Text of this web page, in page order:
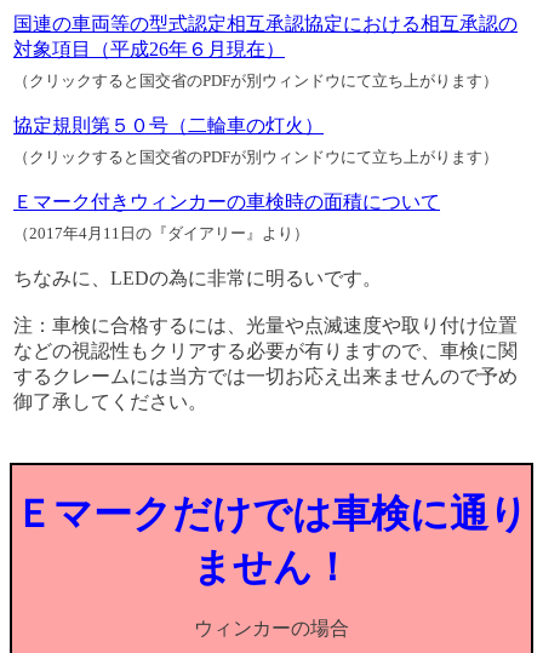
国連の車両等の型式認定相互承認協定における相互承認の
対象項目（平成26年６月現在）
（クリックすると国交省のPDFが別ウィンドウにて立ち上がります）
協定規則第５０号（二輪車の灯火）
（クリックすると国交省のPDFが別ウィンドウにて立ち上がります）
Ｅマーク付きウィンカーの車検時の面積について
（2017年4月11日の『ダイアリー』より）
ちなみに、LEDの為に非常に明るいです。
注：車検に合格するには、光量や点滅速度や取り付け位置
などの視認性もクリアする必要が有りますので、車検に関
するクレームには当方では一切お応え出来ませんので予め
御了承してください。
Ｅマークだけでは車検に通り
ません！
ウィンカーの場合